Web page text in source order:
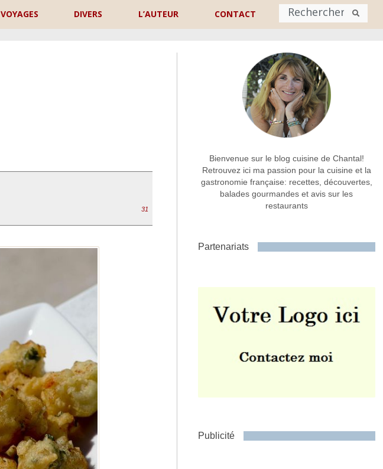
VOYAGES DIVERS L’AUTEUR CONTACT
Nom
Commentaire ou message *
31
Bienvenue sur le blog cuisine de Chantal!
Retrouvez ici ma passion pour la cuisine et la
gastronomie française: recettes, découvertes,
balades gourmandes et avis sur les
restaurants
Partenariats
Publicité